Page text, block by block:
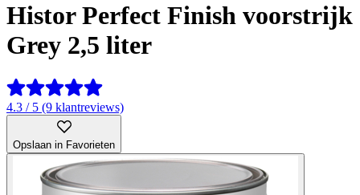
Histor Perfect Finish voorstrijk
Grey 2,5 liter
4.3 / 5 (9 klantreviews)
Opslaan in Favorieten